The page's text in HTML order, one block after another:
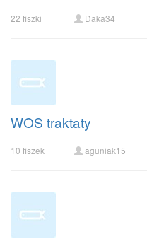
22 fiszki Daka34
WOS traktaty
10 fiszek aguniak15